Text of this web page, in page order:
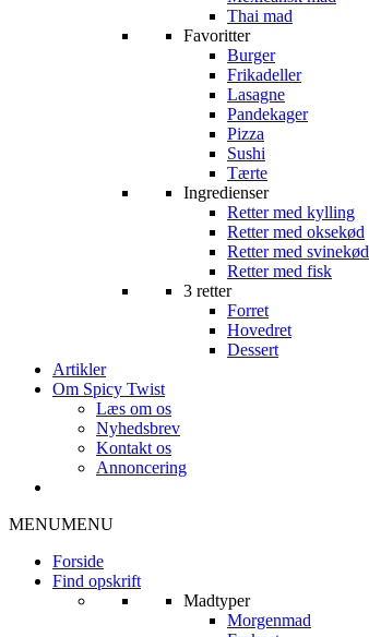
Thai mad
Favoritter
Burger
Frikadeller
Lasagne
Pandekager
Pizza
Sushi
Tærte
Ingredienser
Retter med kylling
Retter med oksekød
Retter med svinekød
Retter med fisk
3 retter
Forret
Hovedret
Dessert
Artikler
Om Spicy Twist
Læs om os
Nyhedsbrev
Kontakt os
Annoncering
MENUMENU
Forside
Find opskrift
Madtyper
Morgenmad